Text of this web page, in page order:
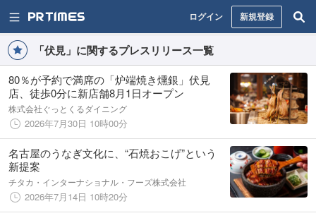
ログイン 新規登録
「伏見」に関するプレスリリース一覧
80％が予約で満席の「炉端焼き燻銀」伏見
店、徒歩0分に新店舗8月1日オープン
株式会社ぐっとくるダイニング
2026年7月30日 10時00分
名古屋のうなぎ文化に、“石焼おこげ”という
新提案
チタカ・インターナショナル・フーズ株式会社
2026年7月14日 10時20分